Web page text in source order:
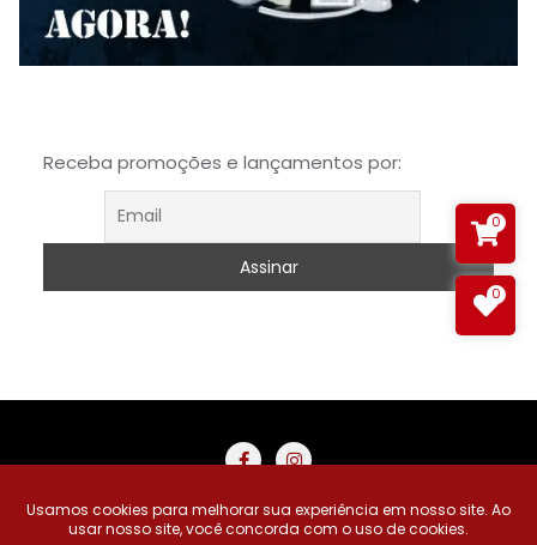
Receba promoções e lançamentos por:
Buscar Produtos Carrinho
Minha Conta
0
0